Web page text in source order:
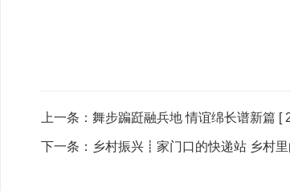
上一条： 舞步蹁跹融兵地 情谊绵长谱新篇 [
下一条： 乡村振兴┋家门口的快递站 乡村